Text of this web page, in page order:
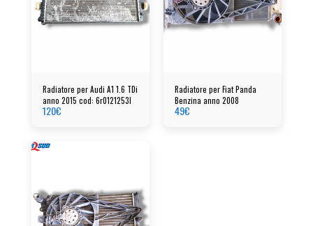
Radiatore per Audi A1 1.6 TDi
anno 2015 cod: 6r0121253l
120€
Radiatore per Fiat Panda
Benzina anno 2008
49€